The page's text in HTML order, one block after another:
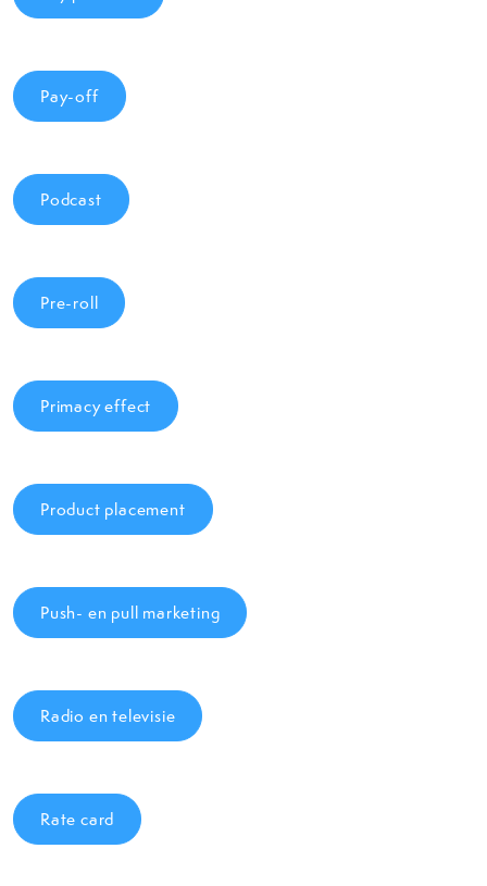
Pay-off
Podcast
Pre-roll
Primacy effect
Product placement
Push- en pull marketing
Radio en televisie
Rate card